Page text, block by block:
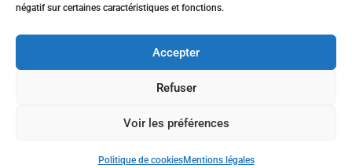
négatif sur certaines caractéristiques et fonctions.
Accepter
Refuser
Voir les préférences
Politique de cookiesMentions légales
NAVIGATION